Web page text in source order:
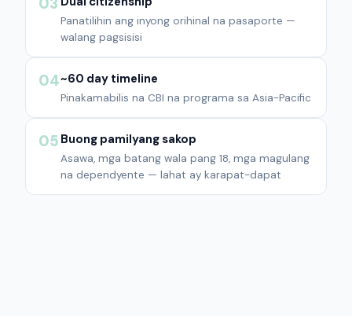
03
Panatilihin ang inyong orihinal na pasaporte —
walang pagsisisi
04~60 day timeline
Pinakamabilis na CBI na programa sa Asia-Pacific
05 Buong pamilyang sakop
Asawa, mga batang wala pang 18, mga magulang
na dependyente — lahat ay karapat-dapat